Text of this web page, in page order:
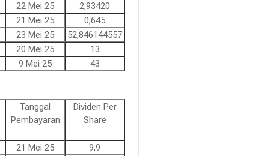
22 Mei 25
2,93420
21 Mei 25
0,645
23 Mei 25
52,846144557
20 Mei 25
13
9 Mei 25 43
Tanggal
Pembayaran
Dividen Per
Share
21 Mei 25 9,9